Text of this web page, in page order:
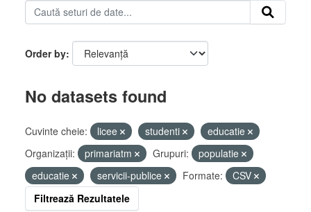
Order by
No datasets found
Cuvinte cheie: licee studenti
educatie
Organizații:
primariatm Grupuri:
populatie
educatie
servicii-publice Formate:
CSV
Filtrează Rezultatele